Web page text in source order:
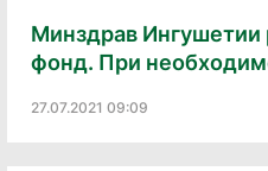
Минздрав
фонд. При
27.07.2021 09:09